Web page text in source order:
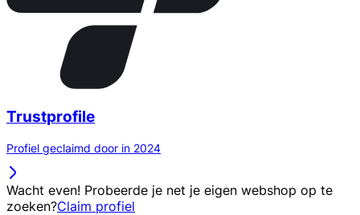
Trustprofile
Profiel geclaimd door in 2024
Wacht even! Probeerde je net je eigen webshop op te
zoeken?Claim profiel